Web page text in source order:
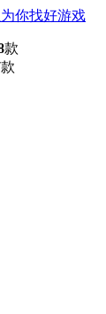
款
款